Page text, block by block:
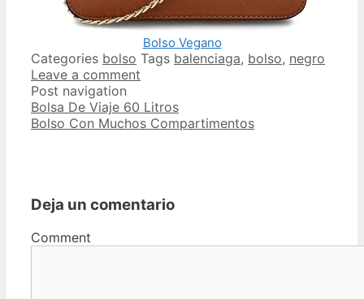
Bolso Vegano
Categories bolso Tags balenciaga, bolso, negro
Leave a comment
Post navigation
Bolsa De Viaje 60 Litros
Bolso Con Muchos Compartimentos
Deja un comentario
Comment